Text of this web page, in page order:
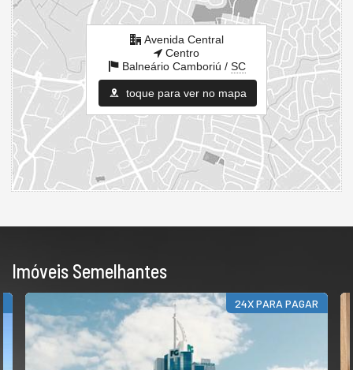
Avenida Central
Centro
Balneário Camboriú / SC
toque para ver no mapa
Imóveis Semelhantes
24X PARA PAGAR